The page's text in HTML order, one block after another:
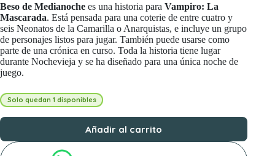
Beso de Medianoche es una historia para Vampiro: La
Mascarada. Está pensada para una coterie de entre cuatro y
seis Neonatos de la Camarilla o Anarquistas, e incluye un grupo
de personajes listos para jugar. También puede usarse como
parte de una crónica en curso. Toda la historia tiene lugar
durante Nochevieja y se ha diseñado para una única noche de
juego.
Solo quedan 1 disponibles
Añadir al carrito